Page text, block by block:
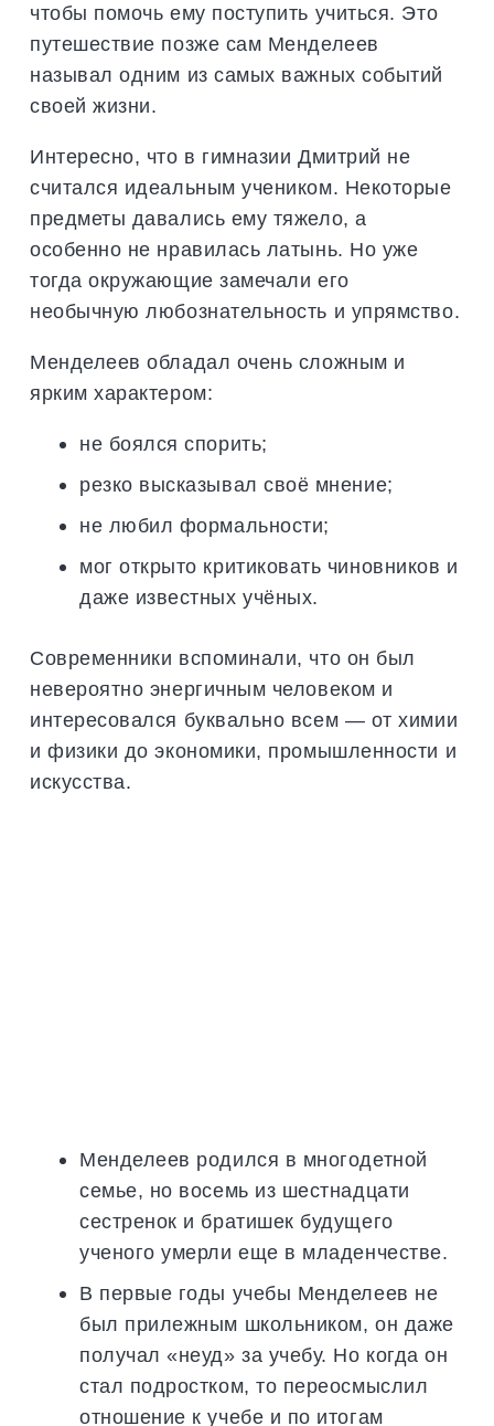
чтобы помочь ему поступить учиться. Это
путешествие позже сам Менделеев
называл одним из самых важных событий
своей жизни.
Интересно, что в гимназии Дмитрий не
считался идеальным учеником. Некоторые
предметы давались ему тяжело, а
особенно не нравилась латынь. Но уже
тогда окружающие замечали его
необычную любознательность и упрямство.
Менделеев обладал очень сложным и
ярким характером:
не боялся спорить;
резко высказывал своё мнение;
не любил формальности;
мог открыто критиковать чиновников и
даже известных учёных.
Современники вспоминали, что он был
невероятно энергичным человеком и
интересовался буквально всем — от химии
и физики до экономики, промышленности и
искусства.
Менделеев родился в многодетной
семье, но восемь из шестнадцати
сестренок и братишек будущего
ученого умерли еще в младенчестве.
В первые годы учебы Менделеев не
был прилежным школьником, он даже
получал «неуд» за учебу. Но когда он
стал подростком, то переосмыслил
отношение к учебе и по итогам